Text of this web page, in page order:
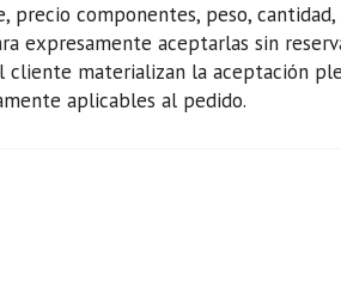
precio componentes, peso,
expresamente aceptarlas sin
materializan la aceptación
aplicables al pedido.